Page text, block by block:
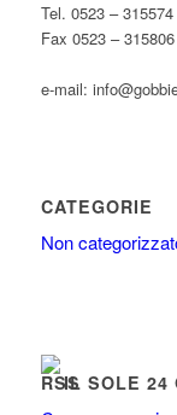
Tel. 0523 – 315574
Fax 0523 – 315806
e-mail:
CATEGORIE
Non
IL SOLE 24